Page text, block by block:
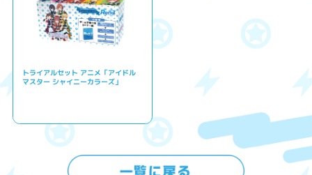
トライアルセット アニメ「アイドル
マスター シャイニーカラーズ」